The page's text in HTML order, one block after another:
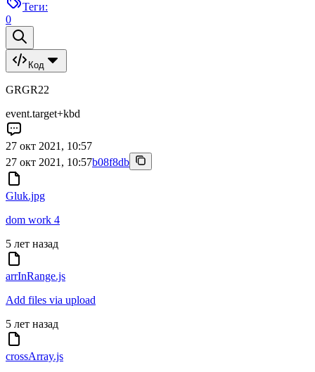
Теги:
0
Код
GRGR22
event.target+kbd
27 окт 2021, 10:57
27 окт 2021, 10:57b08f8db
Gluk.jpg
dom work 4
5 лет назад
arrInRange.js
Add files via upload
5 лет назад
crossArray.js